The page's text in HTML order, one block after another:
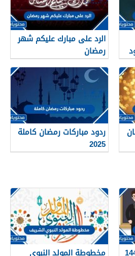
الرد على مبارك عليكم شهر
رمضان
ردود مباركات رمضان كاملة
2025
1448
مخطوطة المولد النبوي